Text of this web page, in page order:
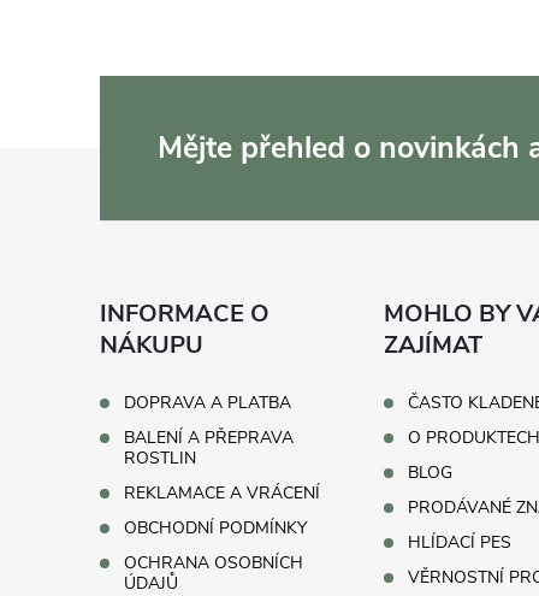
Mějte přehled o novinkách
INFORMACE O
NÁKUPU
DOPRAVA A PLATBA
BALENÍ A PŘEPRAVA
ROSTLIN
REKLAMACE A VRÁCENÍ
OBCHODNÍ PODMÍNKY
OCHRANA OSOBNÍCH
ÚDAJŮ
MOHLO BY
ZAJÍMAT
ČASTO
O PRODUKTECH
BLOG
PRODÁVANÉ
HLÍDACÍ PES
VĚRNOSTNÍ